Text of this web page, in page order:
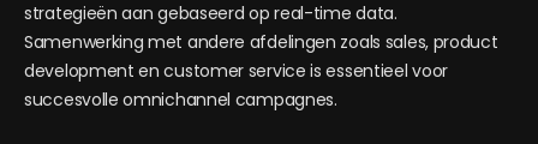
strategieën aan gebaseerd op real-time data.
Samenwerking met andere afdelingen zoals sales, product
development en customer service is essentieel voor
succesvolle omnichannel campagnes.